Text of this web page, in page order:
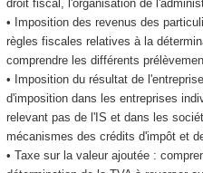
droit fiscal, l'organisation de
• Imposition des revenus des
règles fiscales relatives à la
comprendre les différents
• Imposition du résultat de
d'imposition dans les entreprises
relevant pas de l'IS et dans les
mécanismes des crédits d'impôt et
• Taxe sur la valeur ajoutée :